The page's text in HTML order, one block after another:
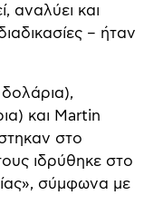
αναλύει και
– ήταν
και Martin
στο
ιδρύθηκε στο
σύμφωνα με